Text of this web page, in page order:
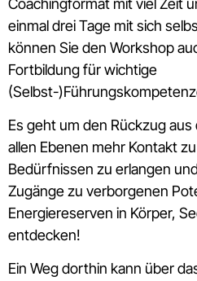
einmal drei Tage mit sich
können Sie den Workshop
Fortbildung für wichtige
(Selbst-
Es geht um den Rückzug
allen Ebenen mehr Kontakt
Bedürfnissen zu erlangen
Zugänge zu verborgenen
Energiereserven in Körper,
entdecken!
Ein Weg dorthin kann über